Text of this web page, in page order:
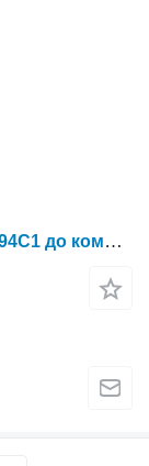
Шестерня КПП Case IH Agriparts 184494C1 до комбайна